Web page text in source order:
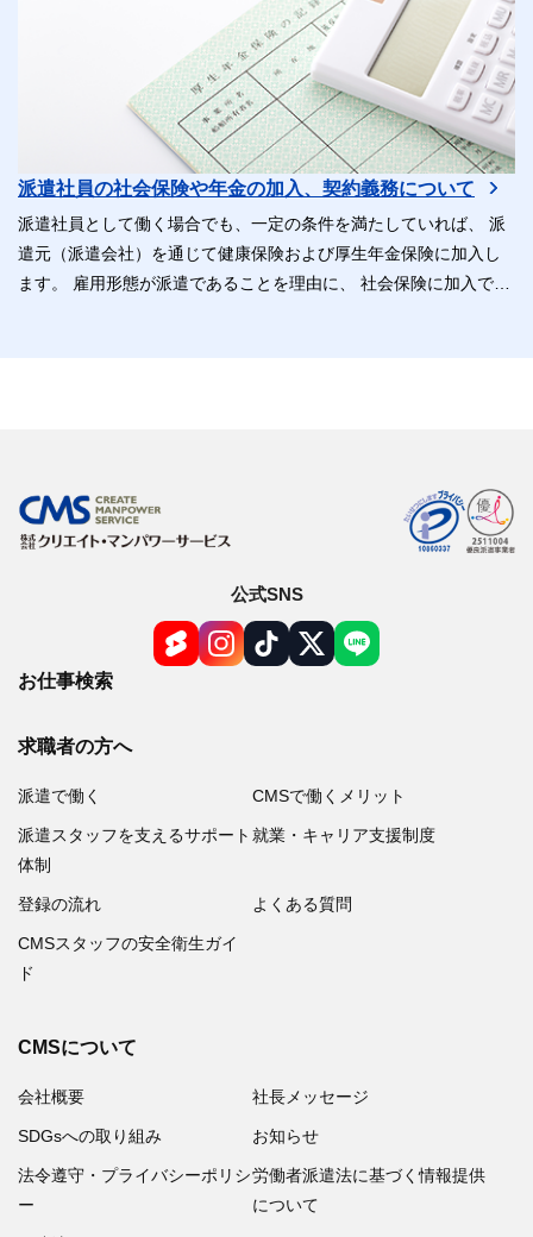
派遣社員の社会保険や年金の加入、契約義務について
派遣社員として働く場合でも、一定の条件を満たしていれば、 派
遣元（派遣会社）を通じて健康保険および厚生年金保険に加入し
ます。 雇用形態が派遣であることを理由に、 社会保険に加入でき
公式SNS
お仕事検索
求職者の方へ
派遣で働く CMSで働くメリット
派遣スタッフを支えるサポート
体制
就業・キャリア支援制度
登録の流れ よくある質問
CMSスタッフの安全衛生ガイ
ド
CMSについて
会社概要 社長メッセージ
SDGsへの取り組み お知らせ
法令遵守・プライバシーポリシ
ー
労働者派遣法に基づく情報提供
について